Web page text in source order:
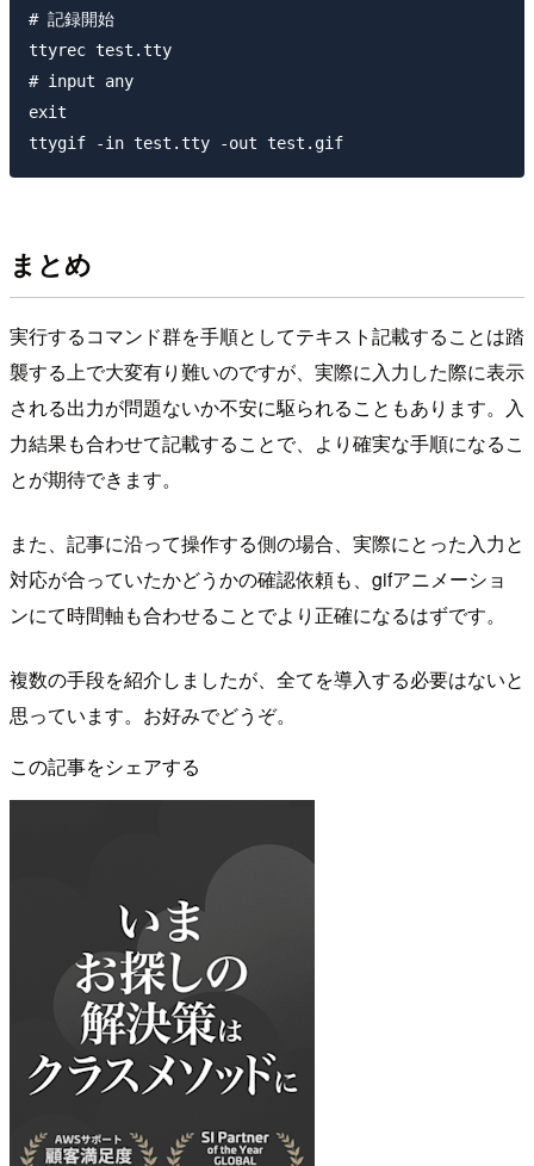
# 記録開始
ttyrec test.tty
# input any
exit
まとめ
実行するコマンド群を手順としてテキスト記載することは踏
襲する上で大変有り難いのですが、実際に入力した際に表示
される出力が問題ないか不安に駆られることもあります。入
力結果も合わせて記載することで、より確実な手順になるこ
とが期待できます。
また、記事に沿って操作する側の場合、実際にとった入力と
対応が合っていたかどうかの確認依頼も、gifアニメーショ
ンにて時間軸も合わせることでより正確になるはずです。
複数の手段を紹介しましたが、全てを導入する必要はないと
思っています。お好みでどうぞ。
この記事をシェアする